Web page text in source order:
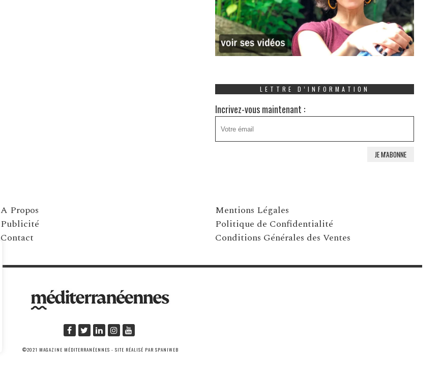
LETTRE D’INFORMATION
Incrivez-vous maintenant :
A Propos
Publicité
Contact
Mentions Légales
Politique de Confidentialité
Conditions Générales des Ventes
©2021 MAGAZINE MÉDITERRANÉENNES - SITE RÉALISÉ PAR SPANIWEB